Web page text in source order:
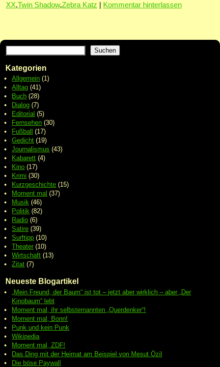
XX,Twin Shadow,Zebra Katz Kommentar hinterlassen
Suchen
Kategorien
Allgemein (1)
Alltag (41)
Buch (28)
Dialog (7)
Editorial (5)
Fernsehen (30)
Fußball (17)
Gedicht (19)
Journalismus (43)
Kabarett (4)
Kino (17)
Krimi (30)
Kurzgeschichte (15)
Moment mal (37)
Musik (46)
Politik (82)
Radio (6)
Satire (39)
Surftipp (10)
Theater (10)
Wirtschaft (13)
Zitat (7)
Neueste Blogartikel
„Mein Freund, der Baum“ ist tot – jetzt aber wirklich – aber „Der
Kinobaum“ lebt
Moment mal, ihr selbsternannten „Querdenker“!
Moment mal, Bonn!
Punk und kein Punk
Wikipedia
Moment mal, ZDF!
Das Ding mit der Heimat am Beispiel von Mesut Özil
Die böse Paywall